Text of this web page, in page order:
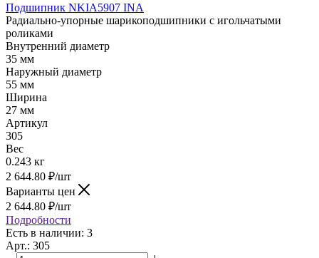
Подшипник NKIA5907 INA
Радиально-упорные шарикоподшипники с игольчатыми
роликами
Внутренний диаметр
35 мм
Наружный диаметр
55 мм
Ширина
27 мм
Артикул
305
Вес
0.243 кг
2 644.80 ₽/шт
Варианты цен
2 644.80 ₽/шт
Подробности
Есть в наличии: 3
Арт.: 305